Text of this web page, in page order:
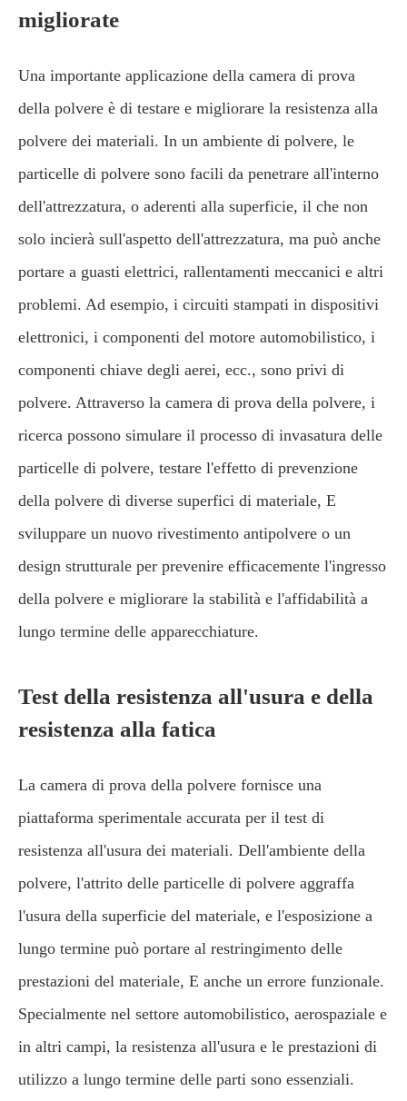
migliorate
Una importante applicazione della camera di prova
della polvere è di testare e migliorare la resistenza alla
polvere dei materiali. In un ambiente di polvere, le
particelle di polvere sono facili da penetrare all'interno
dell'attrezzatura, o aderenti alla superficie, il che non
solo incierà sull'aspetto dell'attrezzatura, ma può anche
portare a guasti elettrici, rallentamenti meccanici e altri
problemi. Ad esempio, i circuiti stampati in dispositivi
elettronici, i componenti del motore automobilistico, i
componenti chiave degli aerei, ecc., sono privi di
polvere. Attraverso la camera di prova della polvere, i
ricerca possono simulare il processo di invasatura delle
particelle di polvere, testare l'effetto di prevenzione
della polvere di diverse superfici di materiale, E
sviluppare un nuovo rivestimento antipolvere o un
design strutturale per prevenire efficacemente l'ingresso
della polvere e migliorare la stabilità e l'affidabilità a
lungo termine delle apparecchiature.
Test della resistenza all'usura e della
resistenza alla fatica
La camera di prova della polvere fornisce una
piattaforma sperimentale accurata per il test di
resistenza all'usura dei materiali. Dell'ambiente della
polvere, l'attrito delle particelle di polvere aggraffa
l'usura della superficie del materiale, e l'esposizione a
lungo termine può portare al restringimento delle
prestazioni del materiale, E anche un errore funzionale.
Specialmente nel settore automobilistico, aerospaziale e
in altri campi, la resistenza all'usura e le prestazioni di
utilizzo a lungo termine delle parti sono essenziali.